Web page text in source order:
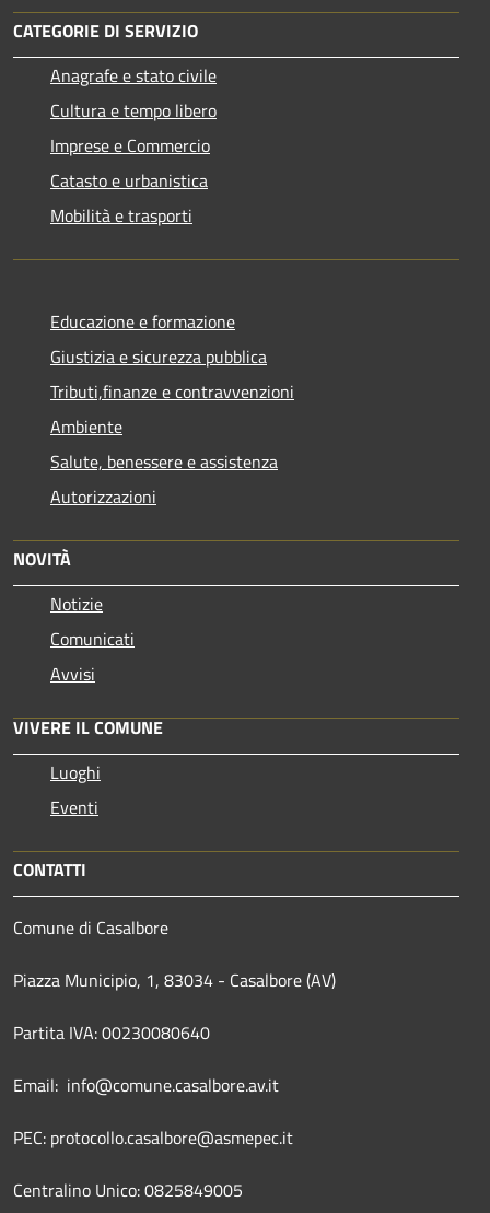
CATEGORIE DI SERVIZIO
Anagrafe e stato civile
Cultura e tempo libero
Imprese e Commercio
Catasto e urbanistica
Mobilità e trasporti
Educazione e formazione
Giustizia e sicurezza pubblica
Tributi,finanze e contravvenzioni
Ambiente
Salute, benessere e assistenza
Autorizzazioni
NOVITÀ
Notizie
Comunicati
Avvisi
VIVERE IL COMUNE
Luoghi
Eventi
CONTATTI
Comune di Casalbore
Piazza Municipio, 1, 83034 - Casalbore (AV)
Partita IVA: 00230080640
Email: info@comune.casalbore.av.it
PEC: protocollo.casalbore@asmepec.it
Centralino Unico: 0825849005